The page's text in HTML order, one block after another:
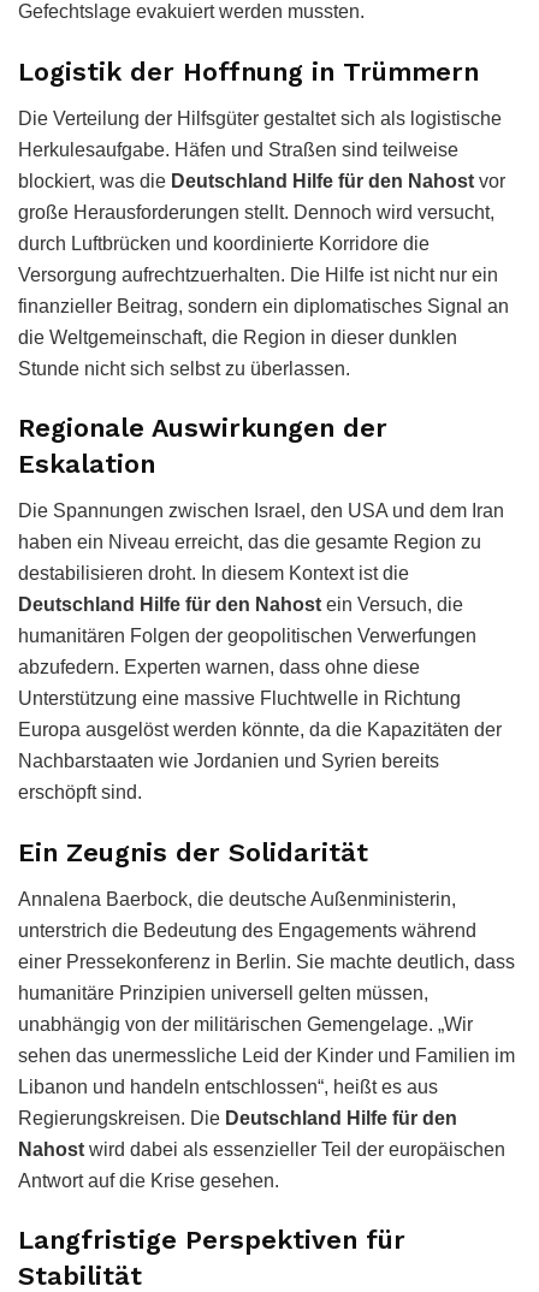
Gefechtslage evakuiert werden mussten.
Logistik der Hoffnung in Trümmern
Die Verteilung der Hilfsgüter gestaltet sich als logistische
Herkulesaufgabe. Häfen und Straßen sind teilweise
blockiert, was die Deutschland Hilfe für den Nahost vor
große Herausforderungen stellt. Dennoch wird versucht,
durch Luftbrücken und koordinierte Korridore die
Versorgung aufrechtzuerhalten. Die Hilfe ist nicht nur ein
finanzieller Beitrag, sondern ein diplomatisches Signal an
die Weltgemeinschaft, die Region in dieser dunklen
Stunde nicht sich selbst zu überlassen.
Regionale Auswirkungen der
Eskalation
Die Spannungen zwischen Israel, den USA und dem Iran
haben ein Niveau erreicht, das die gesamte Region zu
destabilisieren droht. In diesem Kontext ist die
Deutschland Hilfe für den Nahost ein Versuch, die
humanitären Folgen der geopolitischen Verwerfungen
abzufedern. Experten warnen, dass ohne diese
Unterstützung eine massive Fluchtwelle in Richtung
Europa ausgelöst werden könnte, da die Kapazitäten der
Nachbarstaaten wie Jordanien und Syrien bereits
erschöpft sind.
Ein Zeugnis der Solidarität
Annalena Baerbock, die deutsche Außenministerin,
unterstrich die Bedeutung des Engagements während
einer Pressekonferenz in Berlin. Sie machte deutlich, dass
humanitäre Prinzipien universell gelten müssen,
unabhängig von der militärischen Gemengelage. „Wir
sehen das unermessliche Leid der Kinder und Familien im
Libanon und handeln entschlossen“, heißt es aus
Regierungskreisen. Die Deutschland Hilfe für den
Nahost wird dabei als essenzieller Teil der europäischen
Antwort auf die Krise gesehen.
Langfristige Perspektiven für
Stabilität